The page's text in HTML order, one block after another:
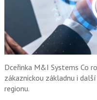
Dceřinka M&I Systems Co
zákaznickou základnu i
regionu.